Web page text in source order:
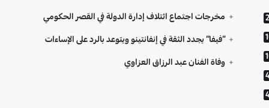
مخرجات اجتماع ائتلاف إدارة الدولة في القصر الحكومي
“فيفا” يجدد الثقة في إنفانتينو ويتوعد بالرد على الإساءات
وفاة الفنان عبد الرزاق العزاوي